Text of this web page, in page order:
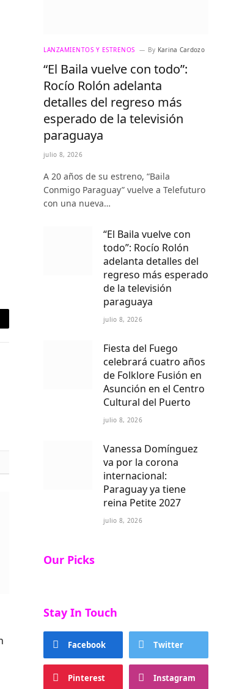
LANZAMIENTOS Y ESTRENOS By Karina Cardozo
“El Baila vuelve con todo”:
Rocío Rolón adelanta
detalles del regreso más
esperado de la televisión
paraguaya
julio 8, 2026
A 20 años de su estreno, “Baila
Conmigo Paraguay” vuelve a Telefuturo
con una nueva…
“El Baila vuelve con
todo”: Rocío Rolón
adelanta detalles del
regreso más esperado
de la televisión
paraguaya
julio 8, 2026
Fiesta del Fuego
celebrará cuatro años
de Folklore Fusión en
Asunción en el Centro
Cultural del Puerto
julio 8, 2026
Vanessa Domínguez
va por la corona
internacional:
Paraguay ya tiene
reina Petite 2027
julio 8, 2026
Our Picks
Stay In Touch
Facebook Twitter
Pinterest Instagram